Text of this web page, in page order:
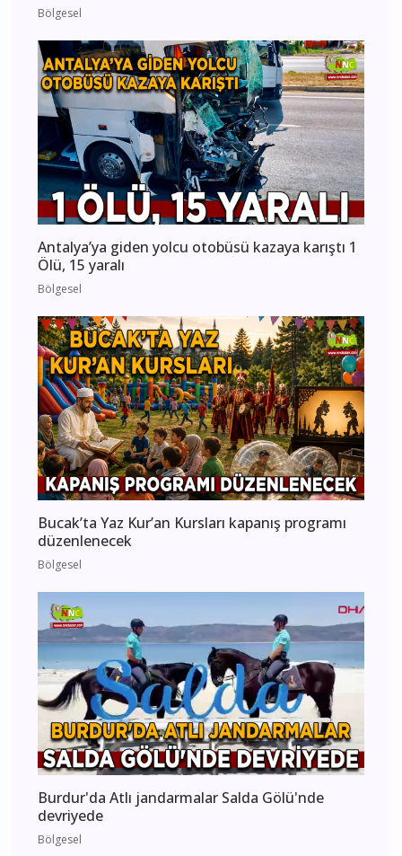
Bölgesel
Antalya’ya giden yolcu otobüsü kazaya karıştı 1
Ölü, 15 yaralı
Bölgesel
Bucak’ta Yaz Kur’an Kursları kapanış programı
düzenlenecek
Bölgesel
Burdur'da Atlı jandarmalar Salda Gölü'nde
devriyede
Bölgesel